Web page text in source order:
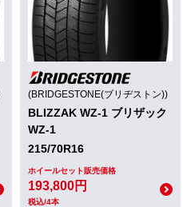
(BRIDGESTONE(ブリヂストン))
BLIZZAK WZ-1 ブリザック
WZ-1
215/70R16
ホイールセット販売価格
193,800円
税込/4本